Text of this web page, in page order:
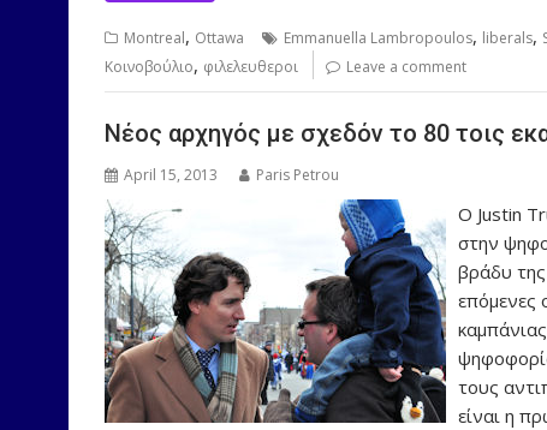
Montreal, Ottawa Emmanuella Lambropoulos, liberals,
Κοινοβούλιο, φιλελευθεροι Leave a comment
Νέος αρχηγός με σχεδόν το 80 τοις
April 15, 2013 Paris Petrou
Ο Justin
στην
βράδυ
επόμενες
τους
είναι η